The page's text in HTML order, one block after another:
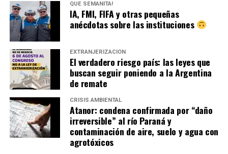
QUÉ SEMANITA!
IA, FMI, FIFA y otras pequeñas
anécdotas sobre las instituciones
EXTRANJERIZACIÓN
El verdadero riesgo país: las leyes que
buscan seguir poniendo a la Argentina
de remate
CRISIS AMBIENTAL
Atanor: condena confirmada por “daño
irreversible” al río Paraná y
contaminación de aire, suelo y agua con
agrotóxicos